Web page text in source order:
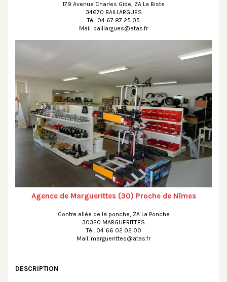
179 Avenue Charles Gide, ZA La Biste
34670 BAILLARGUES
Tél. 04 67 87 25 05
Mail. baillargues@atas.fr
Agence de Marguerittes (30) Proche de Nîmes
Contre allée de la ponche, ZA La Ponche
30320 MARGUERITTES
Tél. 04 66 02 02 00
Mail. marguerittes@atas.fr
DESCRIPTION